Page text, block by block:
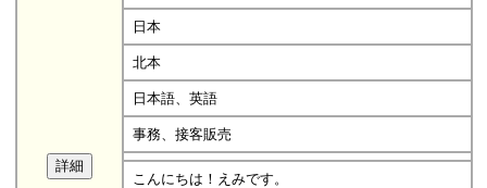
日本
北本
日本語、英語
事務、接客販売
こんにちは！えみです。